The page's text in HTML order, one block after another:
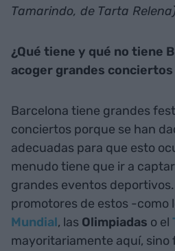
Tamarindo, de Tarta
¿Qué tiene y qué no tiene
acoger grandes
Barcelona tiene grandes
conciertos porque se han
adecuadas para que esto
menudo tiene que ir a
grandes eventos
promotores de estos -como
Mundial, las Olimpiadas o el
mayoritariamente aquí, sino